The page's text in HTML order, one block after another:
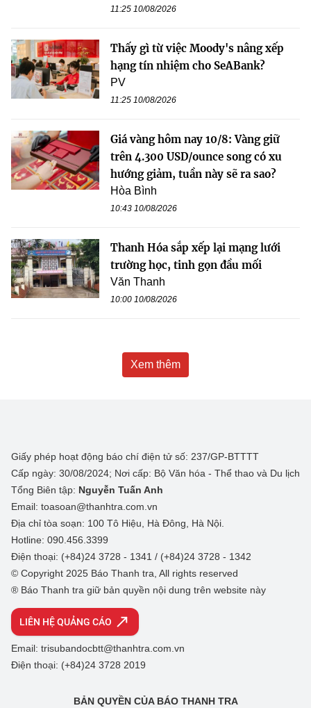
11:25 10/08/2026
Thấy gì từ việc Moody's nâng xếp
hạng tín nhiệm cho SeABank?
PV
11:25 10/08/2026
Giá vàng hôm nay 10/8: Vàng giữ
trên 4.300 USD/ounce song có xu
hướng giảm, tuần này sẽ ra sao?
Hòa Bình
10:43 10/08/2026
Thanh Hóa sắp xếp lại mạng lưới
trường học, tinh gọn đầu mối
Văn Thanh
10:00 10/08/2026
Xem thêm
Giấy phép hoạt động báo chí điện tử số: 237/GP-BTTTT
Cấp ngày: 30/08/2024; Nơi cấp: Bộ Văn hóa - Thể thao và Du lịch
Tổng Biên tập: Nguyễn Tuấn Anh
Email: toasoan@thanhtra.com.vn
Địa chỉ tòa soạn: 100 Tô Hiệu, Hà Đông, Hà Nội.
Hotline: 090.456.3399
Điện thoại: (+84)24 3728 - 1341 / (+84)24 3728 - 1342
© Copyright 2025 Báo Thanh tra, All rights reserved
® Báo Thanh tra giữ bản quyền nội dung trên website này
LIÊN HỆ QUẢNG CÁO
Email: trisubandocbtt@thanhtra.com.vn
Điện thoại: (+84)24 3728 2019
BẢN QUYỀN CỦA BÁO THANH TRA